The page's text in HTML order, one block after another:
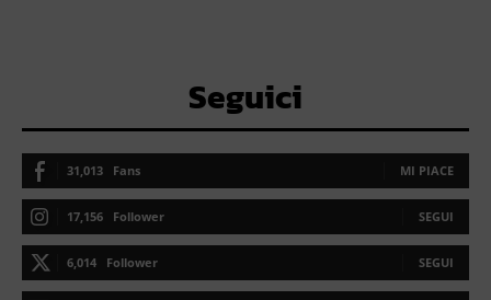
Seguici
31,013 Fans MI PIACE
17,156 Follower SEGUI
6,014 Follower SEGUI